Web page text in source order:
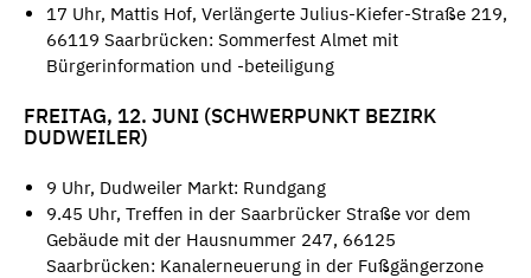
17 Uhr, Mattis Hof, Verlängerte Julius-Kiefer-Straße 219,
66119 Saarbrücken: Sommerfest Almet mit
Bürgerinformation und -beteiligung
FREITAG, 12. JUNI (SCHWERPUNKT BEZIRK
DUDWEILER)
9 Uhr, Dudweiler Markt: Rundgang
9.45 Uhr, Treffen in der Saarbrücker Straße vor dem
Gebäude mit der Hausnummer 247, 66125
Saarbrücken: Kanalerneuerung in der Fußgängerzone